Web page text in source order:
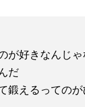
が好きなんじ
だ
鍛えるっての